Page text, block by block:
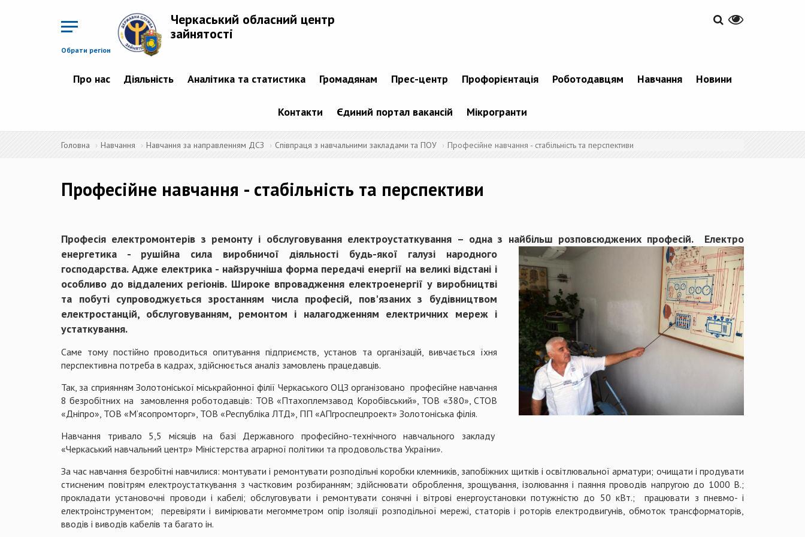
Обрати регіон
Черкаський обласний центр
зайнятості
Про нас Діяльність Аналітика та статистика Громадянам Прес-центр Профорієнтація Роботодавцям Навчання Новини
Контакти Єдиний портал вакансій Мікрогранти
Головна Навчання Навчання за направленням ДСЗ Співпраця з навчальними закладами та ПОУ Професійне навчання - стабільність та перспективи
Професійне навчання - стабільність та перспективи
Професія електромонтерів з ремонту і обслуговування електроустаткування – одна з найбільш розповсюджених професій. Електро
енергетика - рушійна сила виробничої діяльності будь-якої галузі народного
господарства. Адже електрика - найзручніша форма передачі енергії на великі відстані і
особливо до віддалених регіонів. Широке впровадження електроенергії у виробництві
та побуті супроводжується зростанням числа професій, пов'язаних з будівництвом
електростанцій, обслуговуванням, ремонтом і налагодженням електричних мереж і
устаткування.
Саме тому постійно проводиться опитування підприємств, установ та організацій, вивчається їхня
перспективна потреба в кадрах, здійснюється аналіз замовлень працедавців.
Так, за сприянням Золотоніської міськрайонної філії Черкаського ОЦЗ організовано професійне навчання
8 безробітних на замовлення роботодавців: ТОВ «Птахоплемзавод Коробівський», ТОВ «380», СТОВ
«Дніпро», ТОВ «М’ясопромторг», ТОВ «Республіка ЛТД», ПП «АПгроспецпроект» Золотоніська філія.
Навчання тривало 5,5 місяців на базі Державного професійно-технічного навчального закладу
«Черкаський навчальний центр» Міністерства аграрної політики та продовольства України».
За час навчання безробітні навчилися: монтувати і ремонтувати розподільні коробки клемників, запобіжних щитків і освітлювальної арматури; очищати і продувати
стисненим повітрям електроустаткування з частковим розбиранням; здійснювати оброблення, зрощування, ізолювання і паяння проводів напругою до 1000 В.;
прокладати установочні проводи і кабелі; обслуговувати і ремонтувати сонячні і вітрові енергоустановки потужністю до 50 кВт.; працювати з пневмо- і
електроінструментом; перевіряти і вимірювати мегомметром опір ізоляції розподільної мережі, статорів і роторів електродвигунів, обмоток трансформаторів,
вводів і виводів кабелів та багато ін.